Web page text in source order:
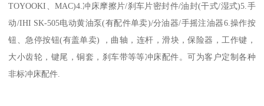
TOYOOKI、MAC)4.冲床摩擦片/刹车片密封件/油封(干式/湿式)5.手
动/IHI SK-505电动黄油泵(有配件单卖)/分油器/手摇注油器6.操作按
钮、急停按钮(有盖单卖) ，曲轴，连杆，滑块，保险器，工作键，
大小齿轮，键尾，铜套，刹车带等等冲床配件。可为客户定制各种
非标冲床配件.